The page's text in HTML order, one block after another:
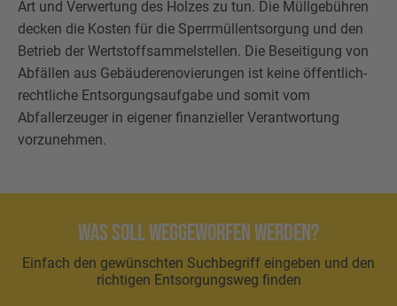
Art und Verwertung des Holzes zu tun. Die Müllgebühren
decken die Kosten für die Sperrmüllentsorgung und den
Betrieb der Wertstoffsammelstellen. Die Beseitigung von
Abfällen aus Gebäuderenovierungen ist keine öffentlich-
rechtliche Entsorgungsaufgabe und somit vom
Abfallerzeuger in eigener finanzieller Verantwortung
vorzunehmen.
Was soll weggeworfen werden?
Einfach den gewünschten Suchbegriff eingeben und den
richtigen Entsorgungsweg finden